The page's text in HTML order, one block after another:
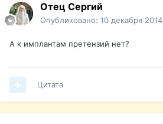
Отец Сергий
Опубликовано: 10 декабря 2014
А к имплантам претензий нет?
Цитата